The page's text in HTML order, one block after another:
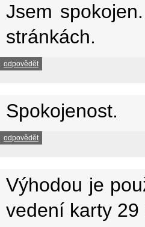
Jsem
stránkách.
odpovědět
Spokojenost.
odpovědět
Výhodou je
vedení karty